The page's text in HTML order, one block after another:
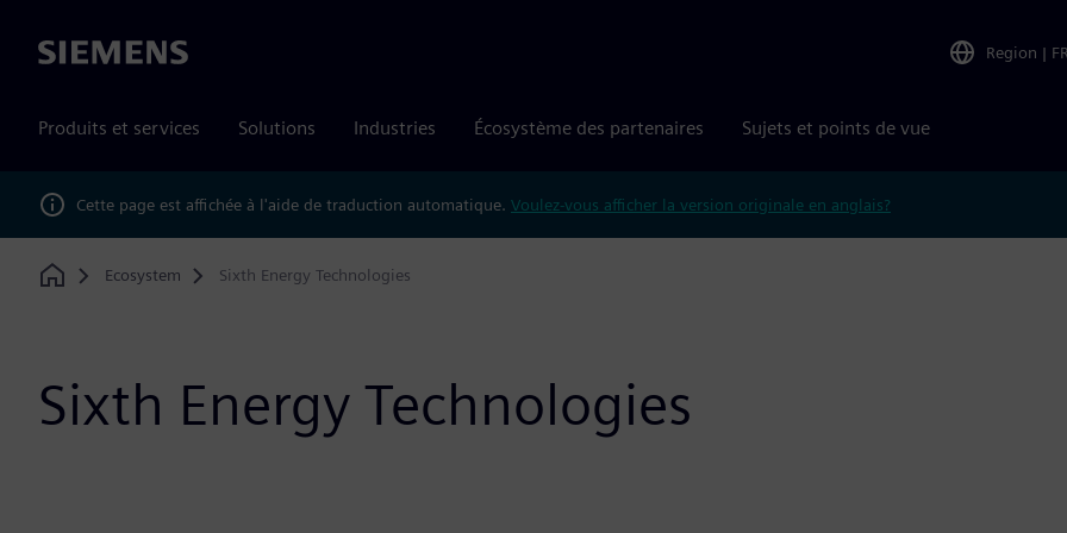
Siemens Region | FR
Produits et services Solutions Industries Écosystème des partenaires Sujets et points de vue
Cette page est affichée à l'aide de traduction automatique. Voulez-vous afficher la version originale en anglais?
Home
Ecosystem Sixth Energy Technologies
Sixth Energy Technologies